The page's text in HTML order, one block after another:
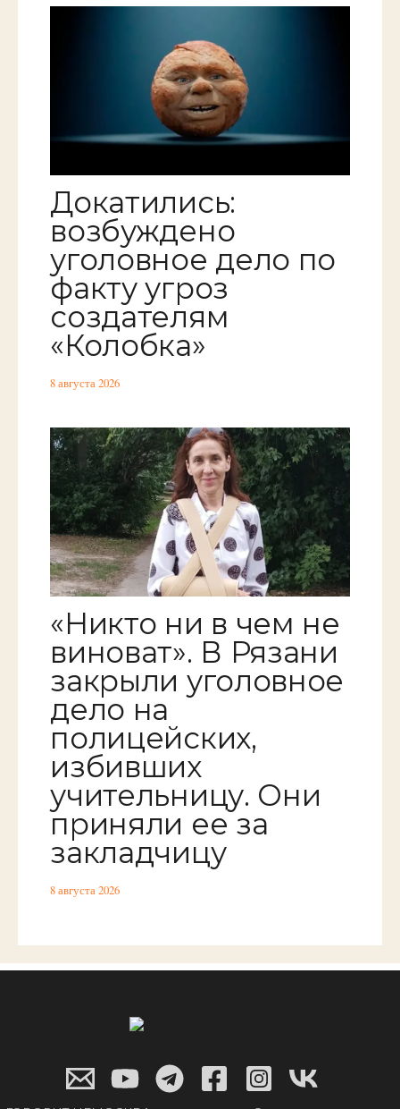
Докатились:
возбуждено
уголовное дело по
факту угроз
создателям
«Колобка»
8 августа 2026
«Никто ни в чем не
виноват». В Рязани
закрыли уголовное
дело на
полицейских,
избивших
учительницу. Они
приняли ее за
закладчицу
8 августа 2026